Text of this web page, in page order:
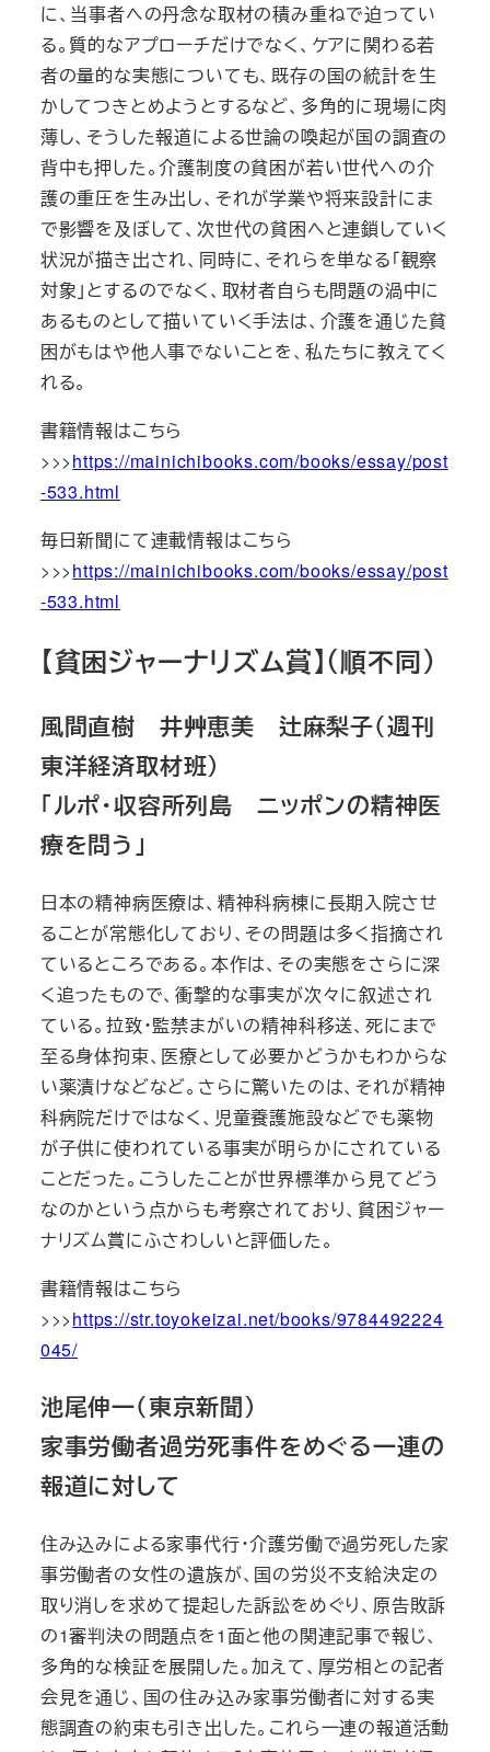
に、当事者への丹念な取材の積み重ねで迫ってい
る。質的なアプローチだけでなく、ケアに関わる若
者の量的な実態についても、既存の国の統計を生
かしてつきとめようとするなど、多角的に現場に肉
薄し、そうした報道による世論の喚起が国の調査の
背中も押した。介護制度の貧困が若い世代への介
護の重圧を生み出し、それが学業や将来設計にま
で影響を及ぼして、次世代の貧困へと連鎖していく
状況が描き出され、同時に、それらを単なる「観察
対象」とするのでなく、取材者自らも問題の渦中に
あるものとして描いていく手法は、介護を通じた貧
困がもはや他人事でないことを、私たちに教えてく
れる。
書籍情報はこちら
>>>https://mainichibooks.com/books/essay/post
-533.html
毎日新聞にて連載情報はこちら
>>>https://mainichibooks.com/books/essay/post
-533.html
【貧困ジャーナリズム賞】（順不同）
風間直樹 井艸恵美 辻麻梨子（週刊
東洋経済取材班）
「ルポ・収容所列島 ニッポンの精神医
療を問う」
日本の精神病医療は、精神科病棟に長期入院させ
ることが常態化しており、その問題は多く指摘され
ているところである。本作は、その実態をさらに深
く追ったもので、衝撃的な事実が次々に叙述され
ている。拉致・監禁まがいの精神科移送、死にまで
至る身体拘束、医療として必要かどうかもわからな
い薬漬けなどなど。さらに驚いたのは、それが精神
科病院だけではなく、児童養護施設などでも薬物
が子供に使われている事実が明らかにされている
ことだった。こうしたことが世界標準から見てどう
なのかという点からも考察されており、貧困ジャー
ナリズム賞にふさわしいと評価した。
書籍情報はこちら
>>>https://str.toyokeizai.net/books/9784492224
045/
池尾伸一（東京新聞）
家事労働者過労死事件をめぐる一連の
報道に対して
住み込みによる家事代行・介護労働で過労死した家
事労働者の女性の遺族が、国の労災不支給決定の
取り消しを求めて提起した訴訟をめぐり、原告敗訴
の1審判決の問題点を1面と他の関連記事で報じ、
多角的な検証を展開した。加えて、厚労相との記者
会見を通じ、国の住み込み家事労働者に対する実
態調査の約束も引き出した。これら一連の報道活動